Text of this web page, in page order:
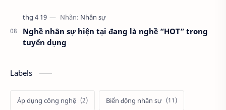
Nghề nhân sự hiện tại đang là nghề “HOT” trong
tuyển dụng
Labels
Áp dụng công nghệ Biến động nhân sự